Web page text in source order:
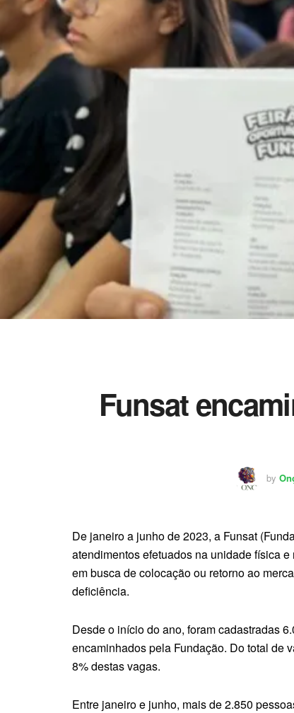
Funsat
by
De janeiro a junho de 2023, a Funsat
atendimentos efetuados na unidade física
em busca de colocação ou retorno ao
deficiência.
Desde o início do ano, foram cadastradas
encaminhados pela Fundação. Do total de
8% destas vagas.
Entre janeiro e junho, mais de 2.850